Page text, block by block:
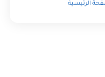
الرئيسية